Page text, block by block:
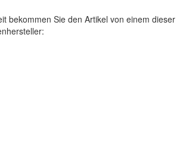
bekommen Sie den Artikel von einem dieser